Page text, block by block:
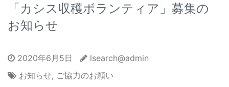
「カシス収穫ボランティア」募集の
お知らせ
2020年6月5日
lsearch@admin
お知らせ, ご協力のお願い